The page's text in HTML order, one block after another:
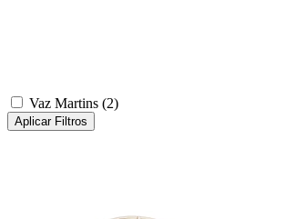
Vaz Martins (2)
Aplicar Filtros